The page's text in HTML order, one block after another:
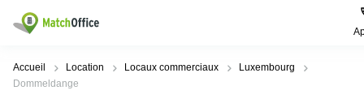
Rechercher / publier
Accueil Location Locaux commerciaux
Luxembourg
Dommeldange